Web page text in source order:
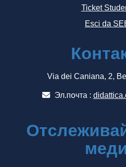
Ticket
Esci da
Via dei Caniana, 2,
Эл.почта :